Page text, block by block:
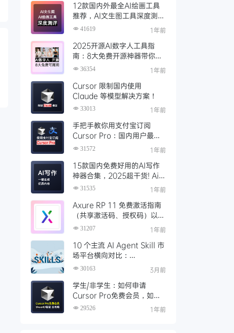
12款国内外最全AI绘画工具
推荐，AI文生图工具深度测评
与场景化对比
41619 1年前
2025开源AI数字人工具指
南：8大免费开源神器带你免
费解锁可商用的AI数字人
36354 1年前
Cursor 限制国内使用
Claude 等模型解决方案！
33013 1年前
手把手教你用支付宝订阅
Cursor Pro：国内用户最全
开通教程（附取消自动扣费）
31572 1年前
15款国内免费好用的AI写作
神器合集，2025超干货! Ai
写作工具推荐，支持论文长文
31535 1年前
Axure RP 11 免费激活指南
（共享激活码、授权码）以及
永久激活方法分享
31207 1年前
10 个主流 AI Agent Skill 市
场平台横向对比：
Clawhub、Skillsmp、
30163 3月前
学生/非学生：如何申请
Cursor Pro免费会员，如何
通过SheerID验证快速激活全
29526 1年前